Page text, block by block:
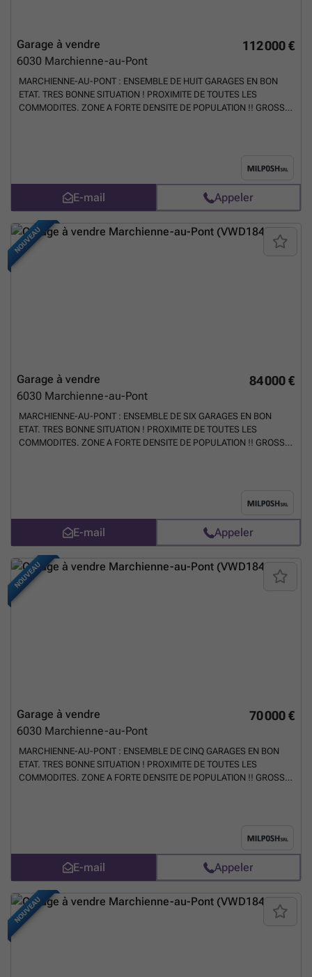
112 000 €
Garage à vendre
6030 Marchienne-au-Pont
MARCHIENNE-AU-PONT : ENSEMBLE DE HUIT GARAGES EN BON
ETAT. TRES BONNE SITUATION ! PROXIMITE DE TOUTES LES
COMMODITES. ZONE A FORTE DENSITE DE POPULATION !! GROSSE
E-mail Appeler
NOUVEAU
84 000 €
Garage à vendre
6030 Marchienne-au-Pont
MARCHIENNE-AU-PONT : ENSEMBLE DE SIX GARAGES EN BON
ETAT. TRES BONNE SITUATION ! PROXIMITE DE TOUTES LES
COMMODITES. ZONE A FORTE DENSITE DE POPULATION !! GROSSE
E-mail Appeler
NOUVEAU
70 000 €
Garage à vendre
6030 Marchienne-au-Pont
MARCHIENNE-AU-PONT : ENSEMBLE DE CINQ GARAGES EN BON
ETAT. TRES BONNE SITUATION ! PROXIMITE DE TOUTES LES
COMMODITES. ZONE A FORTE DENSITE DE POPULATION !! GROSSE
E-mail Appeler
NOUVEAU